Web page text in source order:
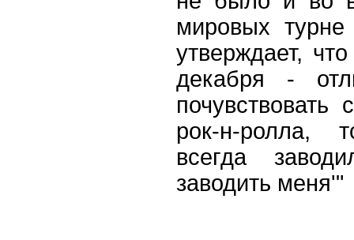
мировых
утверждает,
декабря -
рок-н-ролла,
всегда
заводить меня'"